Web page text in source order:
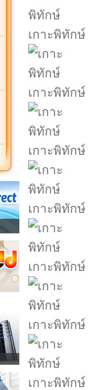
เกาะพิทักษ์
เกาะพิทักษ์
เกาะพิทักษ์
เกาะพิทักษ์
เกาะพิทักษ์
เกาะพิทักษ์
เกาะพิทักษ์